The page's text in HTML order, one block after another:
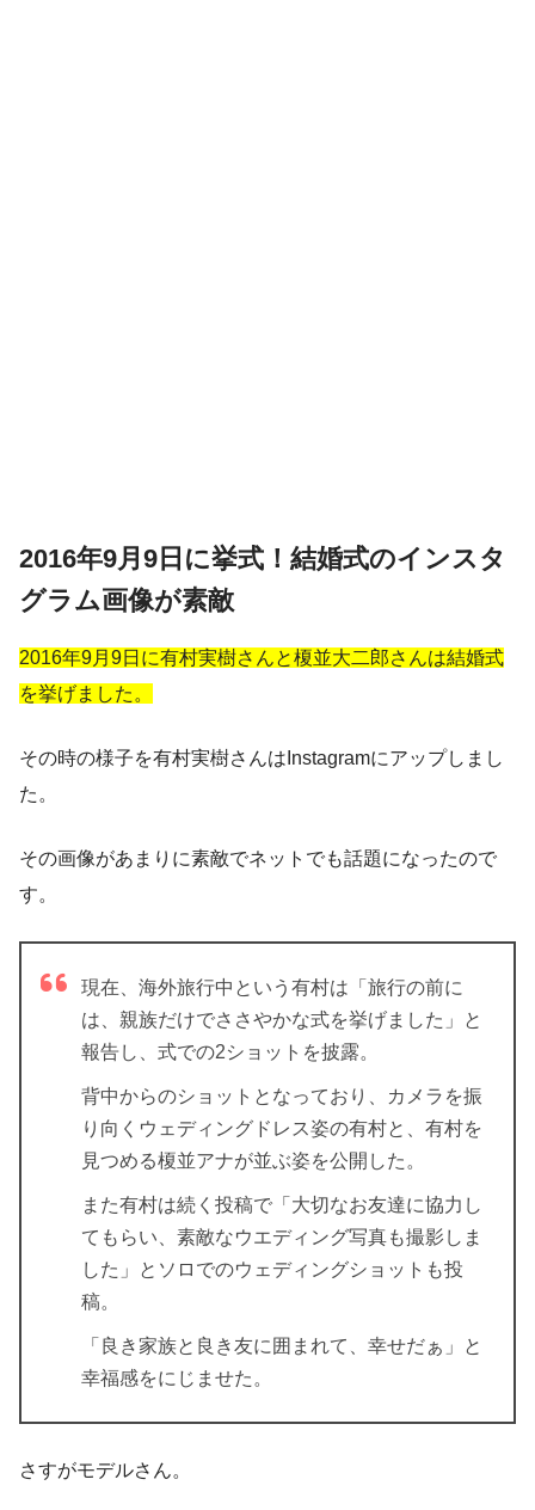
2016年9月9日に挙式！結婚式のインスタ
グラム画像が素敵
2016年9月9日に有村実樹さんと榎並大二郎さんは結婚式
を挙げました。
その時の様子を有村実樹さんはInstagramにアップしまし
た。
その画像があまりに素敵でネットでも話題になったので
す。
現在、海外旅行中という有村は「旅行の前に
は、親族だけでささやかな式を挙げました」と
報告し、式での2ショットを披露。
背中からのショットとなっており、カメラを振
り向くウェディングドレス姿の有村と、有村を
見つめる榎並アナが並ぶ姿を公開した。
また有村は続く投稿で「大切なお友達に協力し
てもらい、素敵なウエディング写真も撮影しま
した」とソロでのウェディングショットも投
稿。
「良き家族と良き友に囲まれて、幸せだぁ」と
幸福感をにじませた。
さすがモデルさん。